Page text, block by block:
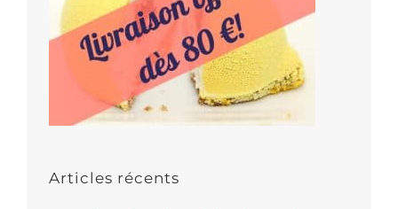
Articles récents